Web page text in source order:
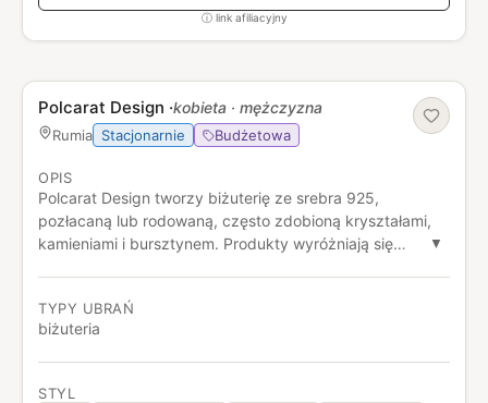
ⓘ link afiliacyjny
Polcarat Design ·kobieta · mężczyzna
Rumia Stacjonarnie Budżetowa
OPIS
Polcarat Design tworzy biżuterię ze srebra 925,
pozłacaną lub rodowaną, często zdobioną kryształami,
kamieniami i bursztynem. Produkty wyróżniają się
▼
TYPY UBRAŃ
biżuteria
STYL